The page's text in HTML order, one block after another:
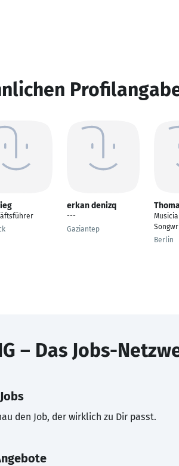
erkan denizq
---
Gaziantep
Berlin
– Das Jobs-
den Job, der wirklich zu Dir passt.